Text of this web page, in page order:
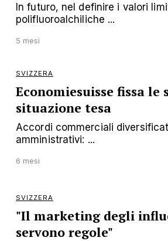
In futuro, nel definire i valori
polifluoroalchiliche ...
5 mesi
SVIZZERA
Economiesuisse fissa
situazione tesa
Accordi commerciali
amministrativi: ...
6 mesi
SVIZZERA
"Il marketing degli
servono regole"